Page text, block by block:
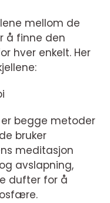
mellom de
å finne den
hver enkelt. Her
begge metoder
bruker
meditasjon
avslapning,
dufter for å